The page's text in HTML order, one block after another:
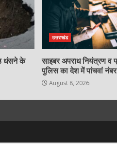
धंसने के
उत्तराखंड
साइबर अपराध नियंत्रण व
पुलिस का देश में पांचवां नंबर
August 8, 2026